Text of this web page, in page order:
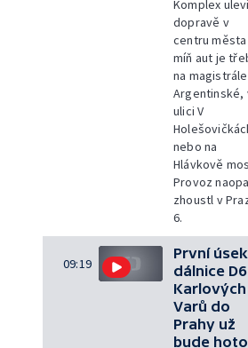
Komplex
dopravě v
centru
míň aut je
na
Argentinské,
ulici V
nebo na
Hlávkově
Provoz
zhoustl v
6.
09:19
První úsek
dálnice D6
Karlových
Varů do
Prahy už
bude